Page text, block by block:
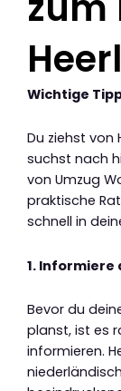
Wichtige
Du ziehst von
suchst nach
von Umzug
praktische
schnell in
1. Informiere
Bevor du
planst, ist es
informieren.